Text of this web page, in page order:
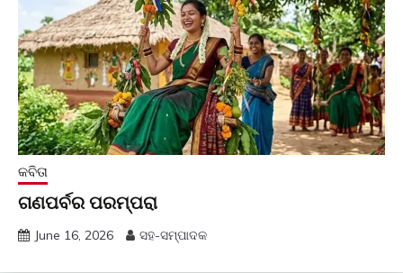
କବିତା
ଗଣପର୍ବର ପରମ୍ପରା
June 16, 2026 ସହ-ସମ୍ପାଦକ